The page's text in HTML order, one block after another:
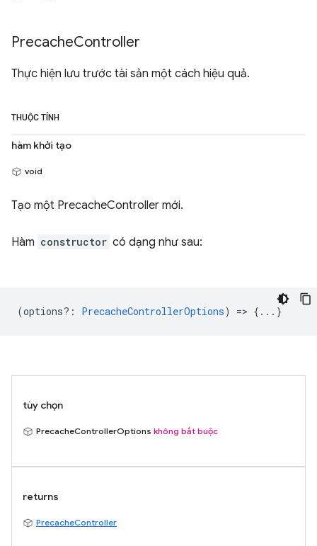
PrecacheController
Thực hiện lưu trước tài sản một cách hiệu quả.
THUỘC TÍNH
hàm khởi tạo
void
Tạo một PrecacheController mới.
Hàm constructor có dạng như sau:
(options? : PrecacheControllerOptions) => {...}
tùy chọn
PrecacheControllerOptions không bắt buộc
returns
PrecacheController